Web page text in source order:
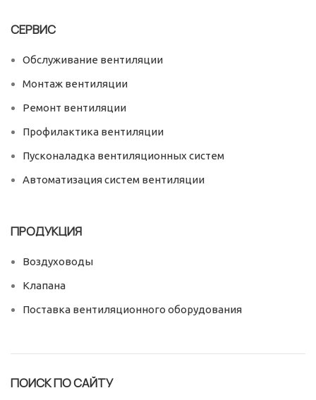
СЕРВИС
Обслуживание вентиляции
Монтаж вентиляции
Ремонт вентиляции
Профилактика вентиляции
Пусконаладка вентиляционных систем
Автоматизация систем вентиляции
ПРОДУКЦИЯ
Воздуховоды
Клапана
Поставка вентиляционного оборудования
ПОИСК ПО САЙТУ